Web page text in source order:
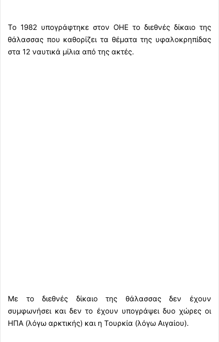
Το 1982 υπογράφτηκε στον ΟΗΕ το διεθνές δίκαιο της
θάλασσας που καθορίζει τα θέματα της υφαλοκρηπίδας
στα 12 ναυτικά μίλια από της ακτές.
Με το διεθνές δίκαιο της θάλασσας δεν έχουν
συμφωνήσει και δεν το έχουν υπογράψει δυο χώρες οι
ΗΠΑ (λόγω αρκτικής) και η Τουρκία (λόγω Αιγαίου).